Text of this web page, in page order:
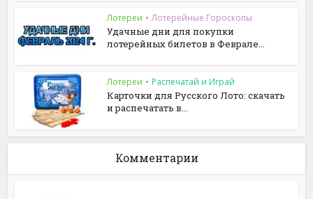
Лотереи • Лотерейные Гороскопы
Удачные дни для покупки
лотерейных билетов в Феврале...
Лотереи • Распечатай и Играй
Карточки для Русского Лото: скачать
и распечатать в...
Комментарии